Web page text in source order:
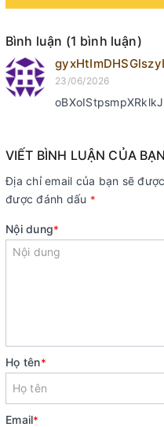
Bình luận (1 bình luận)
23/06/2026
VIẾT BÌNH LUẬN CỦA BẠN
Địa chỉ email của bạn sẽ
được đánh dấu *
Nội dung*
Họ tên*
Email*